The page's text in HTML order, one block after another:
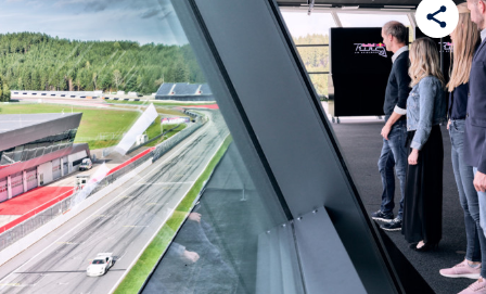
Alle News Events Erlebnisse Seiten
News
Alle anzeigen